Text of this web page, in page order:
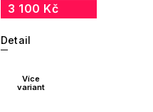
3 100 Kč
Detail
Více
variant